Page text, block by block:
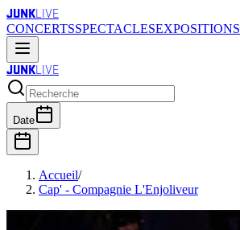
JUNKLIVE
CONCERTSSPECTACLESEXPOSITIONS
JUNKLIVE
Date
Accueil/
Cap' - Compagnie L'Enjoliveur